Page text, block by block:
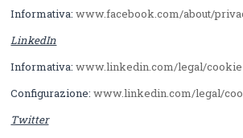
Informativa:www.facebook.com/about/
LinkedIn
Informativa:www.linkedin.com/legal/
Configurazione:www.linkedin.com/legal/
Twitter